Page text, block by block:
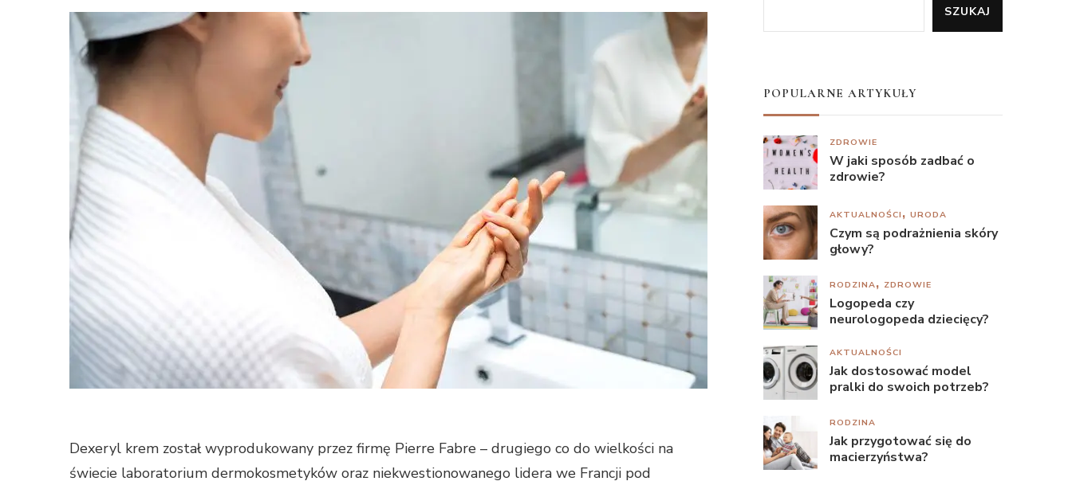
Dexeryl krem został wyprodukowany przez firmę Pierre Fabre – drugiego co do wielkości na
świecie laboratorium dermokosmetyków oraz niekwestionowanego lidera we Francji pod
SZUKAJ
POPULARNE ARTYKUŁY
ZDROWIE
W jaki sposób zadbać o
zdrowie?
AKTUALNOŚCI URODA
Czym są podrażnienia skóry
głowy?
RODZINA ZDROWIE
Logopeda czy
neurologopeda dziecięcy?
AKTUALNOŚCI
Jak dostosować model
pralki do swoich potrzeb?
RODZINA
Jak przygotować się do
macierzyństwa?